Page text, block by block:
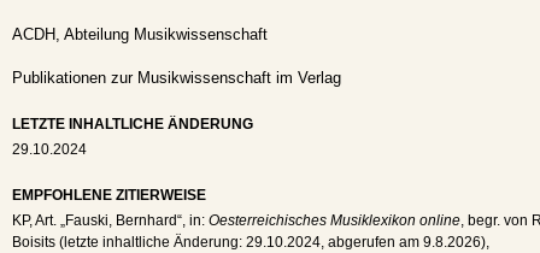
ACDH, Abteilung Musikwissenschaft
Publikationen zur Musikwissenschaft im Verlag
LETZTE INHALTLICHE ÄNDERUNG
29.10.2024
EMPFOHLENE ZITIERWEISE
KP, Art. „Fauski, Bernhard“, in: Oesterreichisches Musiklexikon online , begr. von
Boisits (letzte inhaltliche Änderung: 29.10.2024 , abgerufen am 9.8.2026),